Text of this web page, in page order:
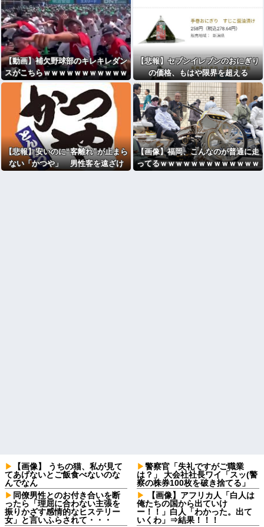
【動画】補欠野球部のキレキレダン
スがこちらｗｗｗｗｗｗｗｗｗｗｗ
【悲報】セブンイレブンのおにぎり
の価格、もはや限界を超える
【悲報】安いのに“客離れ”が止まら
ない「かつや」 男性客を遠ざけ
【画像】福岡、こんなのが普通に走
ってるｗｗｗｗｗｗｗｗｗｗｗｗｗ
【画像】 うちの猫、私が見て
てあげないとご飯食べないのな
んでなん
同僚男性とのお付き合いを断
ったら「理屈に合わない主張を
振りかざす感情的なヒステリー
女」と言いふらされて・・・
警察官「失礼ですがご職業
は？」 大会社社長ワイ「スッ(警
察の株券100枚を破き捨てる」
【画像】アフリカ人「白人は
俺たちの国から出ていけ
ー！！」白人「わかった。出て
いくわ」⇒結果！！！